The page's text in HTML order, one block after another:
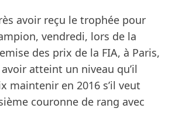
avoir reçu le trophée pour
vendredi, lors de la
des prix de la FIA, à Paris,
atteint un niveau qu’il
maintenir en 2016 s’il veut
couronne de rang avec